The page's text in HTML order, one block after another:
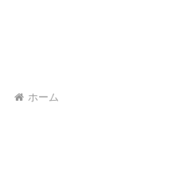
ホーム